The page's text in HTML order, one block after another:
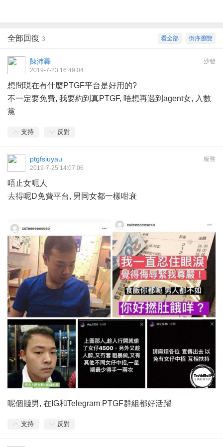
倒序瀏覽
看全部
全部回復 3
沙發
陳沛轟
2019-7-23 16:49:04
想問現在有什麼PTGF平台是好用的?
不一定要免費, 我要約到真PTGF, 唔想再遇到agent女, 入數
黨
支持 反對
板凳
ptgfsiuyau
2019-7-25 14:07:06
唔止女呃人
去得呢D免費平台, 男同女都一樣咁衰
呢個賤男, 在IG和Telegram PTGF群組都好活躍
支持 反對